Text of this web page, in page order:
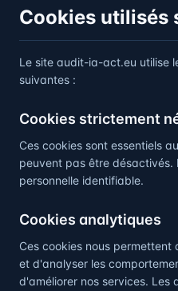
Cookies utilisés
Le site audit-ia-act.eu utilise
suivantes :
Cookies strictement
Ces cookies sont essentiels
peuvent pas être désactivés.
personnelle identifiable.
Cookies analytiques
Ces cookies nous
et d'analyser les
d'améliorer nos services. Les